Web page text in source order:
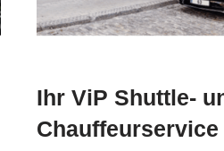
Ihr ViP Shuttle-